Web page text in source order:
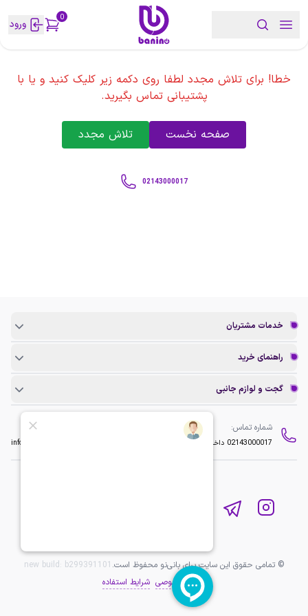
0 ورود
خطا! برای تلاش مجدد لطفا روی دکمه زیر کلیک کنید و یا با
پشتیبانی تماس بگیرید.
صفحه نخست تلاش مجدد
02143000017
خدمات مشتریان
راهنمای خرید
گجت و لوازم جانبی
شماره تماس:
02143000017 داخلی 2 info@baninopc.com
© تمامی حقوق این سایت برای بانی‌نو محفوظ است. new build: b299391101
حریم خصوصی شرایط استفاده